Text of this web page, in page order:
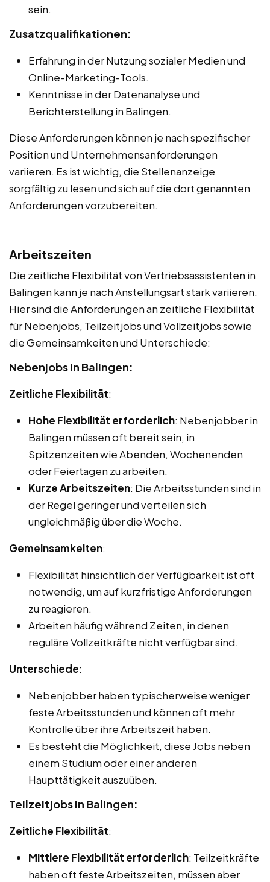
sein.
Zusatzqualifikationen:
Erfahrung in der Nutzung sozialer Medien und
Online-Marketing-Tools.
Kenntnisse in der Datenanalyse und
Berichterstellung in Balingen.
Diese Anforderungen können je nach spezifischer
Position und Unternehmensanforderungen
variieren. Es ist wichtig, die Stellenanzeige
sorgfältig zu lesen und sich auf die dort genannten
Anforderungen vorzubereiten.
Arbeitszeiten
Die zeitliche Flexibilität von Vertriebsassistenten in
Balingen kann je nach Anstellungsart stark variieren.
Hier sind die Anforderungen an zeitliche Flexibilität
für Nebenjobs, Teilzeitjobs und Vollzeitjobs sowie
die Gemeinsamkeiten und Unterschiede:
Nebenjobs in Balingen:
Zeitliche Flexibilität:
Hohe Flexibilität erforderlich: Nebenjobber in
Balingen müssen oft bereit sein, in
Spitzenzeiten wie Abenden, Wochenenden
oder Feiertagen zu arbeiten.
Kurze Arbeitszeiten: Die Arbeitsstunden sind in
der Regel geringer und verteilen sich
ungleichmäßig über die Woche.
Gemeinsamkeiten:
Flexibilität hinsichtlich der Verfügbarkeit ist oft
notwendig, um auf kurzfristige Anforderungen
zu reagieren.
Arbeiten häufig während Zeiten, in denen
reguläre Vollzeitkräfte nicht verfügbar sind.
Unterschiede:
Nebenjobber haben typischerweise weniger
feste Arbeitsstunden und können oft mehr
Kontrolle über ihre Arbeitszeit haben.
Es besteht die Möglichkeit, diese Jobs neben
einem Studium oder einer anderen
Haupttätigkeit auszuüben.
Teilzeitjobs in Balingen:
Zeitliche Flexibilität:
Mittlere Flexibilität erforderlich: Teilzeitkräfte
haben oft feste Arbeitszeiten, müssen aber